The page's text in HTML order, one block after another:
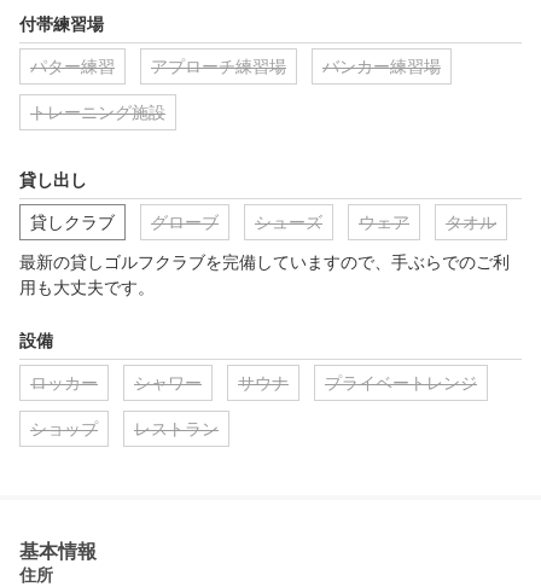
付帯練習場
パター練習 アプローチ練習場 バンカー練習場
トレーニング施設
貸し出し
貸しクラブ グローブ シューズ ウェア タオル
最新の貸しゴルフクラブを完備していますので、手ぶらでのご利
用も大丈夫です。
設備
ロッカー シャワー サウナ プライベートレンジ
ショップ レストラン
基本情報
住所